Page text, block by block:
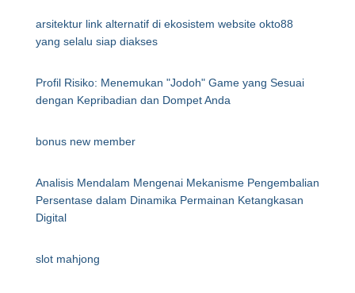
arsitektur link alternatif di ekosistem website okto88
yang selalu siap diakses
Profil Risiko: Menemukan "Jodoh" Game yang Sesuai
dengan Kepribadian dan Dompet Anda
bonus new member
Analisis Mendalam Mengenai Mekanisme Pengembalian
Persentase dalam Dinamika Permainan Ketangkasan
Digital
slot mahjong